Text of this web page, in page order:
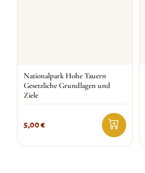
Nationalpark Hohe Tauern
Gesetzliche Grundlagen und
Ziele
5,00€